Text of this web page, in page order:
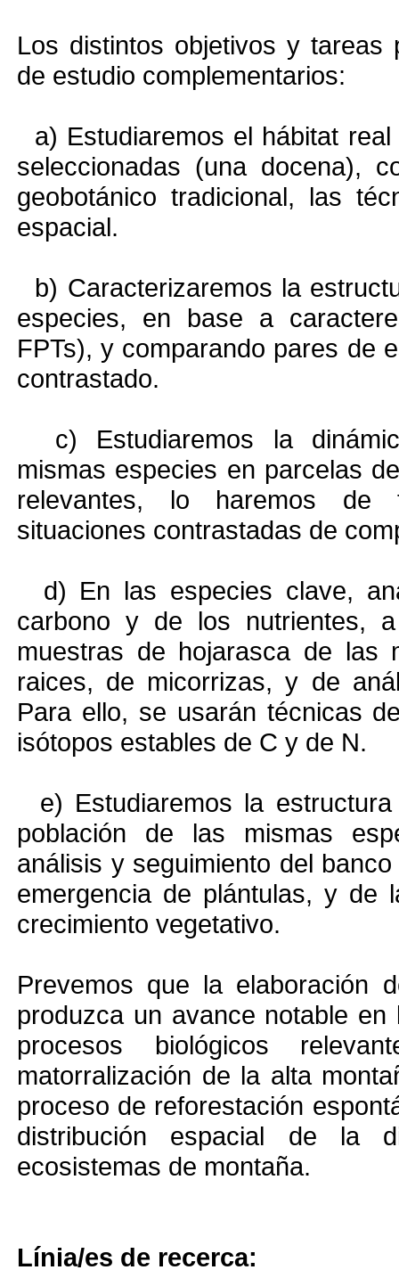
Los distintos objetivos y tareas
de estudio complementarios:
a) Estudiaremos el hábitat
seleccionadas (una docena),
geobotánico tradicional, las
espacial.
b) Caracterizaremos la
especies, en base a
FPTs), y comparando pares de
contrastado.
c) Estudiaremos la
mismas especies en parcelas
relevantes, lo haremos de
situaciones contrastadas de
d) En las especies clave,
carbono y de los nutrientes,
muestras de hojarasca de las
raices, de micorrizas, y de
Para ello, se usarán técnicas
isótopos estables de C y de N.
e) Estudiaremos la
población de las mismas
análisis y seguimiento del
emergencia de plántulas, y de
crecimiento vegetativo.
Prevemos que la elaboración
produzca un avance notable
procesos biológicos
matorralización de la alta
proceso de reforestación
distribución espacial de la
ecosistemas de montaña.
Línia/es de recerca: